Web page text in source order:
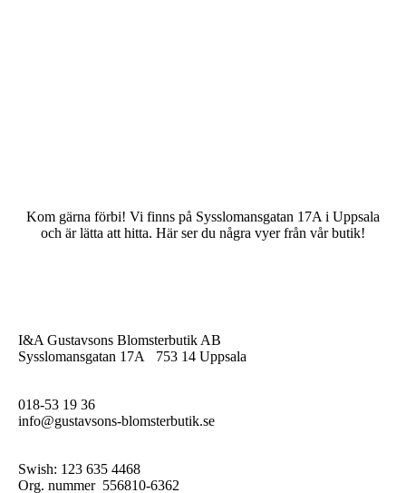
Kom gärna förbi! Vi finns på Sysslomansgatan 17A i Uppsala
och är lätta att hitta. Här ser du några vyer från vår butik!
I&A Gustavsons Blomsterbutik AB
Sysslomansgatan 17A 753 14 Uppsala
018-53 19 36
info@gustavsons-blomsterbutik.se
Swish: 123 635 4468
Org. nummer 556810-6362